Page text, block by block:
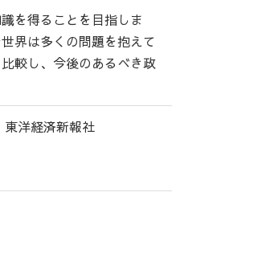
を得ることを目指しま
界は多くの問題を抱えて
較し、今後のあるべき政
東洋経済新報社